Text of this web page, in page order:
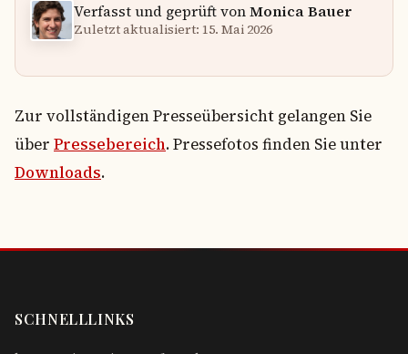
Verfasst und geprüft vonMonica Bauer
Zuletzt aktualisiert: 15. Mai 2026
Zur vollständigen Presseübersicht gelangen Sie
über Pressebereich. Pressefotos finden Sie unter
Downloads.
SCHNELLLINKS